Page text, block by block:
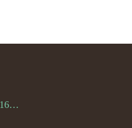
Lijsbet / Lijsie Bassant (--1687)